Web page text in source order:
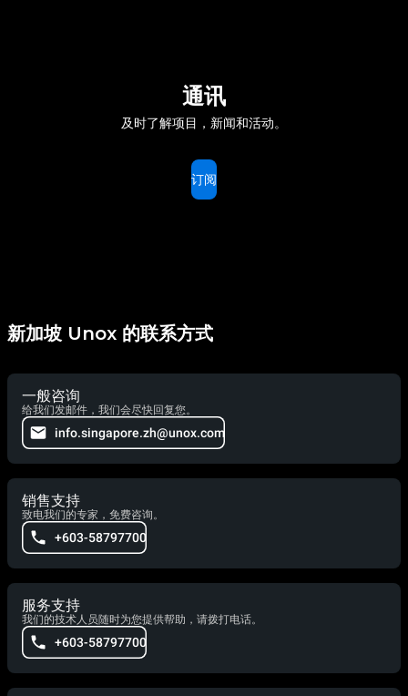
通讯
及时了解项目，新闻和活动。
订阅
新加坡 Unox 的联系方式
一般咨询
给我们发邮件，我们会尽快回复您。
info.singapore.zh@unox.com
销售支持
致电我们的专家，免费咨询。
+603-58797700
服务支持
我们的技术人员随时为您提供帮助，请拨打电话。
+603-58797700